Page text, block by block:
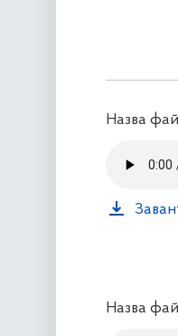
Назва
Назва